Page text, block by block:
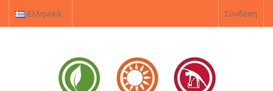
Ελληνικά Σύνδεση